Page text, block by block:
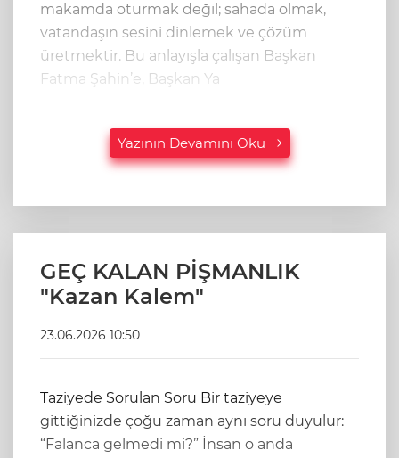
makamda oturmak değil; sahada olmak,
vatandaşın sesini dinlemek ve çözüm
üretmektir. Bu anlayışla çalışan Başkan
Fatma Şahin’e, Başkan Ya
Yazının Devamını Oku
GEÇ KALAN PİŞMANLIK
"Kazan Kalem"
23.06.2026 10:50
Taziyede Sorulan Soru Bir taziyeye
gittiğinizde çoğu zaman aynı soru duyulur:
“Falanca gelmedi mi?” İnsan o anda